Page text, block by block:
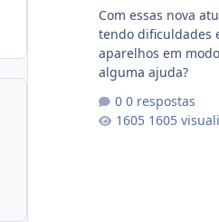
Com essas nova
tendo dificuldades
aparelhos em
alguma ajuda?
0 respostas
1605